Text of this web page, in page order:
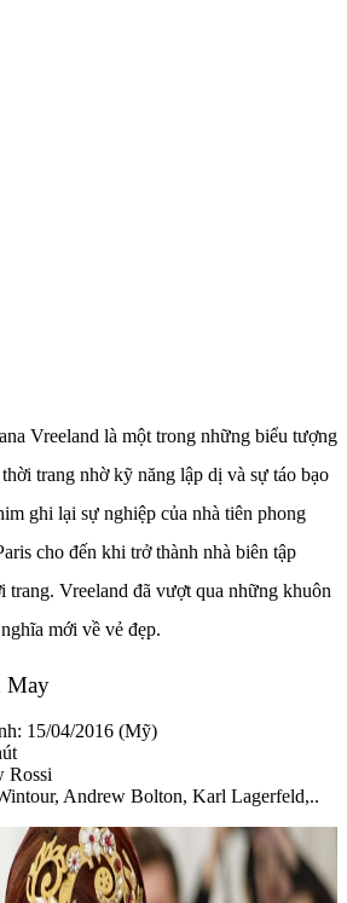
Vreeland là một trong những biểu tượng
trang nhờ kỹ năng lập dị và sự táo bạo
ghi lại sự nghiệp của nhà tiên phong
cho đến khi trở thành nhà biên tập
trang. Vreeland đã vượt qua những khuôn
mới về vẻ đẹp.
May
15/04/2016 (Mỹ)
Rossi
Andrew Bolton, Karl Lagerfeld,..